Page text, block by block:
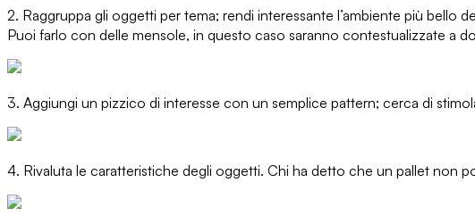
2. Raggruppa gli oggetti per tema; rendi interessante l’ambiente più bello
Puoi farlo con delle mensole, in questo caso saranno contestualizzate a
3. Aggiungi un pizzico di interesse con un semplice pattern; cerca di
4. Rivaluta le caratteristiche degli oggetti. Chi ha detto che un pallet non